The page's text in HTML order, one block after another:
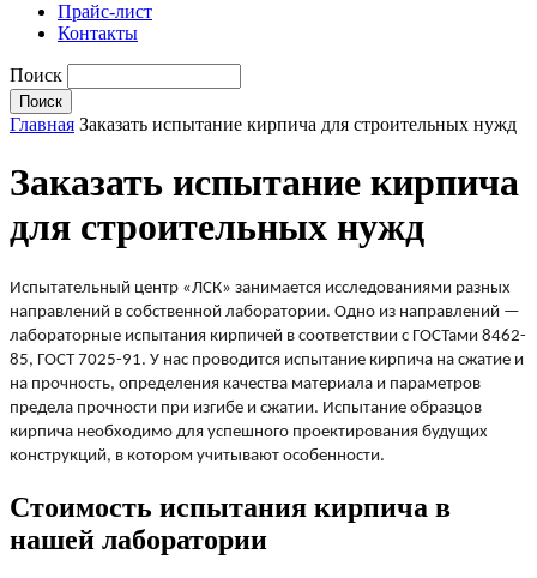
Прайс-лист
Контакты
Поиск
Главная Заказать испытание кирпича для строительных нужд
Заказать испытание кирпича
для строительных нужд
Испытательный центр «ЛСК» занимается исследованиями разных
направлений в собственной лаборатории. Одно из направлений —
лабораторные испытания кирпичей в соответствии с ГОСТами 8462-
85, ГОСТ 7025-91. У нас проводится испытание кирпича на сжатие и
на прочность, определения качества материала и параметров
предела прочности при изгибе и сжатии. Испытание образцов
кирпича необходимо для успешного проектирования будущих
конструкций, в котором учитывают особенности.
Стоимость испытания кирпича в
нашей лаборатории